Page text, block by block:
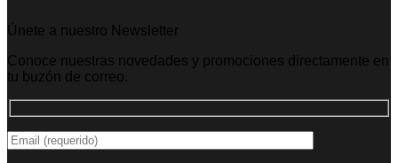
Únete a nuestro Newsletter
Conoce nuestras novedades y promociones directamente en
tu buzón de correo.